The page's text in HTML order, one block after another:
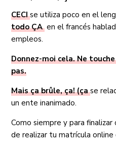
CECIse utiliza poco en el
todo ÇA en el francés
empleos.
Donnez-moi cela. Ne
pas.
Mais ça brûle, ça! (çase
un ente inanimado.
Como siempre y para
de realizar tu matrícula